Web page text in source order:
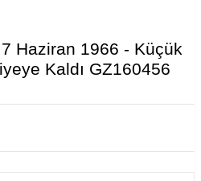
Haziran 1966 - Küçük
Kaldı GZ160456